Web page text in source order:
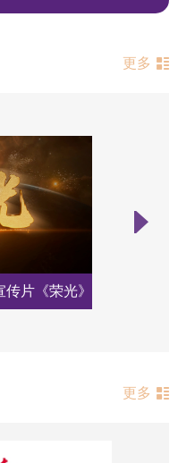
更多
片《荣光》
更多